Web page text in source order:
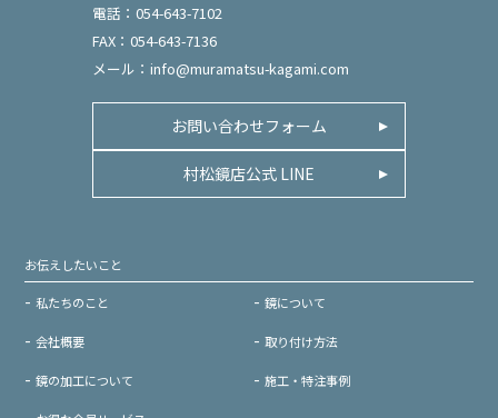
電話：054-643-7102
FAX：054-643-7136
メール： info@muramatsu-kagami.com
お問い合わせフォーム
村松鏡店公式 LINE
お伝えしたいこと
私たちのこと 鏡について
会社概要 取り付け方法
鏡の加工について 施工・特注事例